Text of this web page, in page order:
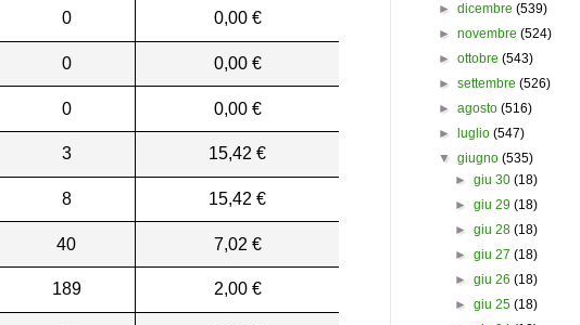
0 0,00 €
0 0,00 €
0 0,00 €
3 15,42 €
8 15,42 €
40 7,02 €
189 2,00 €
►dicembre (539)
►novembre (524)
►ottobre (543)
►settembre (526)
►agosto (516)
►
luglio (547)
▼ giugno (535)
► giu 30 (18)
► giu 29 (18)
► giu 28 (18)
► giu 27 (18)
► giu 26 (18)
► giu 25 (18)